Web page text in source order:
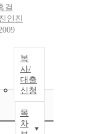
걸
인진
복
사/
대출
신청
목
차